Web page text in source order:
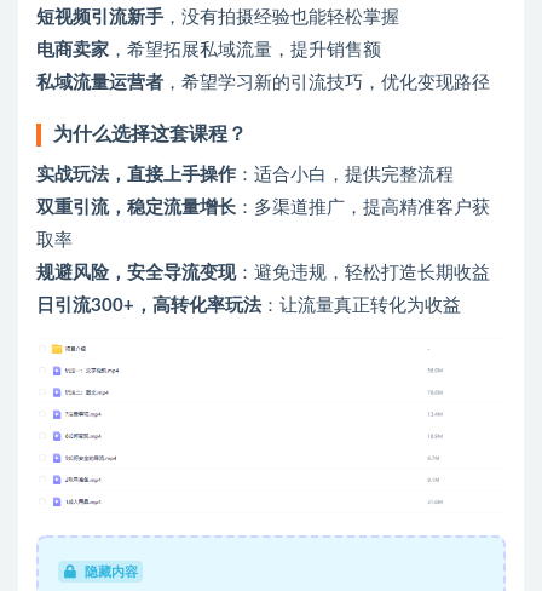
短视频引流新手 ，没有拍摄经验也能轻松掌握
电商卖家 ，希望拓展私域流量，提升销售额
私域流量运营者 ，希望学习新的引流技巧，优化变现路径
为什么选择这套课程？
实战玩法，直接上手操作 ：适合小白，提供完整流程
双重引流，稳定流量增长 ：多渠道推广，提高精准客户获
取率
规避风险，安全导流变现：避免违规，轻松打造长期收益
日引流300+，高转化率玩法：让流量真正转化为收益
隐藏内容